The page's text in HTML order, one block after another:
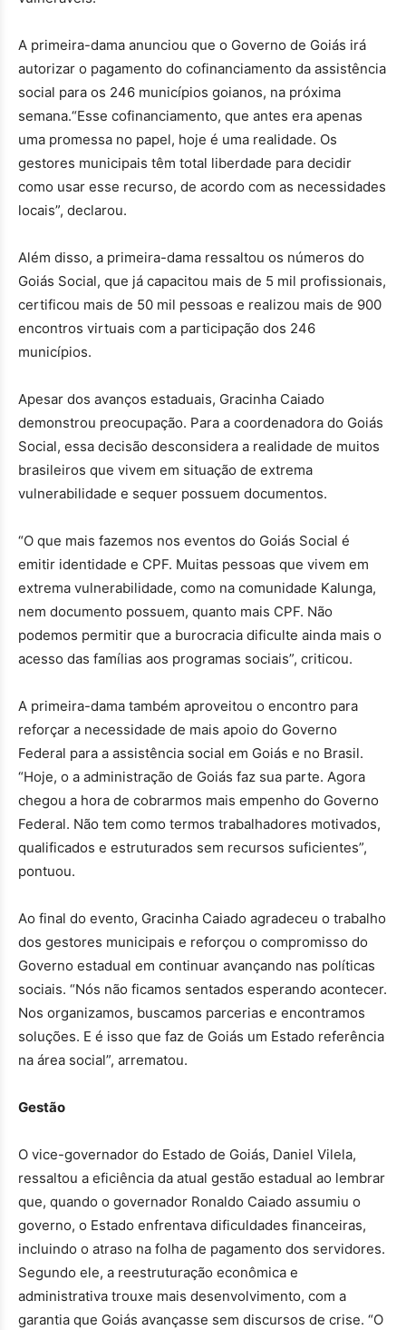
A primeira-dama anunciou que o Governo de Goiás irá
autorizar o pagamento do cofinanciamento da assistência
social para os 246 municípios goianos, na próxima
semana.“Esse cofinanciamento, que antes era apenas
uma promessa no papel, hoje é uma realidade. Os
gestores municipais têm total liberdade para decidir
como usar esse recurso, de acordo com as necessidades
locais”, declarou.
Além disso, a primeira-dama ressaltou os números do
Goiás Social, que já capacitou mais de 5 mil profissionais,
certificou mais de 50 mil pessoas e realizou mais de 900
encontros virtuais com a participação dos 246
municípios.
Apesar dos avanços estaduais, Gracinha Caiado
demonstrou preocupação. Para a coordenadora do Goiás
Social, essa decisão desconsidera a realidade de muitos
brasileiros que vivem em situação de extrema
vulnerabilidade e sequer possuem documentos.
“O que mais fazemos nos eventos do Goiás Social é
emitir identidade e CPF. Muitas pessoas que vivem em
extrema vulnerabilidade, como na comunidade Kalunga,
nem documento possuem, quanto mais CPF. Não
podemos permitir que a burocracia dificulte ainda mais o
acesso das famílias aos programas sociais”, criticou.
A primeira-dama também aproveitou o encontro para
reforçar a necessidade de mais apoio do Governo
Federal para a assistência social em Goiás e no Brasil.
“Hoje, o a administração de Goiás faz sua parte. Agora
chegou a hora de cobrarmos mais empenho do Governo
Federal. Não tem como termos trabalhadores motivados,
qualificados e estruturados sem recursos suficientes”,
pontuou.
Ao final do evento, Gracinha Caiado agradeceu o trabalho
dos gestores municipais e reforçou o compromisso do
Governo estadual em continuar avançando nas políticas
sociais. “Nós não ficamos sentados esperando acontecer.
Nos organizamos, buscamos parcerias e encontramos
soluções. E é isso que faz de Goiás um Estado referência
na área social”, arrematou.
Gestão
O vice-governador do Estado de Goiás, Daniel Vilela,
ressaltou a eficiência da atual gestão estadual ao lembrar
que, quando o governador Ronaldo Caiado assumiu o
governo, o Estado enfrentava dificuldades financeiras,
incluindo o atraso na folha de pagamento dos servidores.
Segundo ele, a reestruturação econômica e
administrativa trouxe mais desenvolvimento, com a
garantia que Goiás avançasse sem discursos de crise. “O